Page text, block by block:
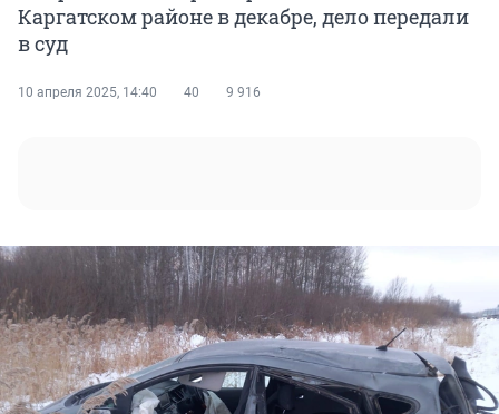
Каргатском районе в декабре, дело передали
в суд
10 апреля 2025, 14:40 40 9 916